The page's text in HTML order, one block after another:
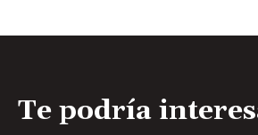
Te podría